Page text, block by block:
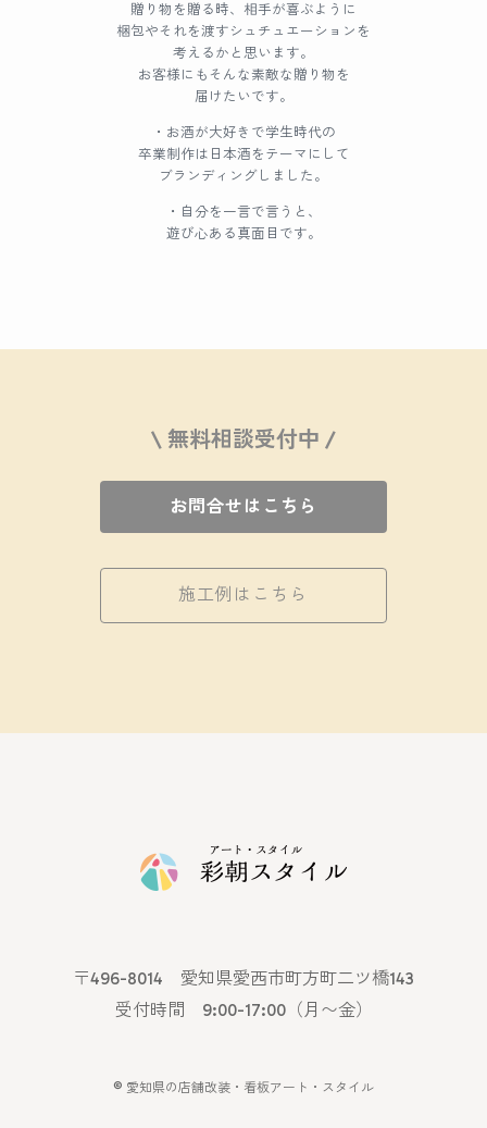
贈り物を贈る時、相手が喜ぶように
梱包やそれを渡すシュチュエーションを
考えるかと思います。
お客様にもそんな素敵な贈り物を
届けたいです。
・お酒が大好きで学生時代の
卒業制作は日本酒をテーマにして
ブランディングしました。
・自分を一言で言うと、
遊び心ある真面目です。
\ 無料相談受付中 /
お問合せはこちら
施工例はこちら
〒496-8014 愛知県愛西市町方町二ツ橋143
受付時間 9:00-17:00（月〜金）
© 愛知県の店舗改装・看板アート・スタイル